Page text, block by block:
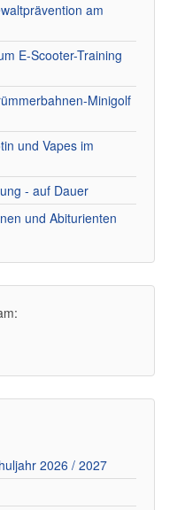
am
E-Scooter-Training
Minigolf
und Vapes im
- auf Dauer
und Abiturienten
2026 / 2027